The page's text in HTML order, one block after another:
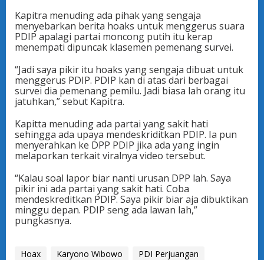
Kapitra menuding ada pihak yang sengaja
menyebarkan berita hoaks untuk menggerus suara
PDIP apalagi partai moncong putih itu kerap
menempati dipuncak klasemen pemenang survei.
“Jadi saya pikir itu hoaks yang sengaja dibuat untuk
menggerus PDIP. PDIP kan di atas dari berbagai
survei dia pemenang pemilu. Jadi biasa lah orang itu
jatuhkan,” sebut Kapitra.
Kapitta menuding ada partai yang sakit hati
sehingga ada upaya mendeskriditkan PDIP. Ia pun
menyerahkan ke DPP PDIP jika ada yang ingin
melaporkan terkait viralnya video tersebut.
“Kalau soal lapor biar nanti urusan DPP lah. Saya
pikir ini ada partai yang sakit hati. Coba
mendeskreditkan PDIP. Saya pikir biar aja dibuktikan
minggu depan. PDIP seng ada lawan lah,”
pungkasnya.
Hoax Karyono Wibowo
PDI Perjuangan